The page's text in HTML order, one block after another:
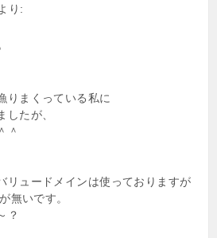
り:
りまくっている私に
したが、
＾
リュードメインは使っておりますが
無いです。
？